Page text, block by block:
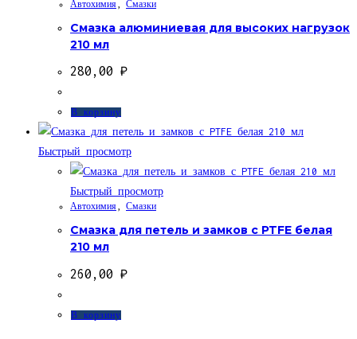
Автохимия Смазки
Смазка алюминиевая для высоких нагрузок
210 мл
280,00 ₽
В корзину
Быстрый просмотр
Быстрый просмотр
Автохимия Смазки
Смазка для петель и замков с PTFE белая
210 мл
260,00 ₽
В корзину